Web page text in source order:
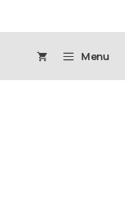
Menu